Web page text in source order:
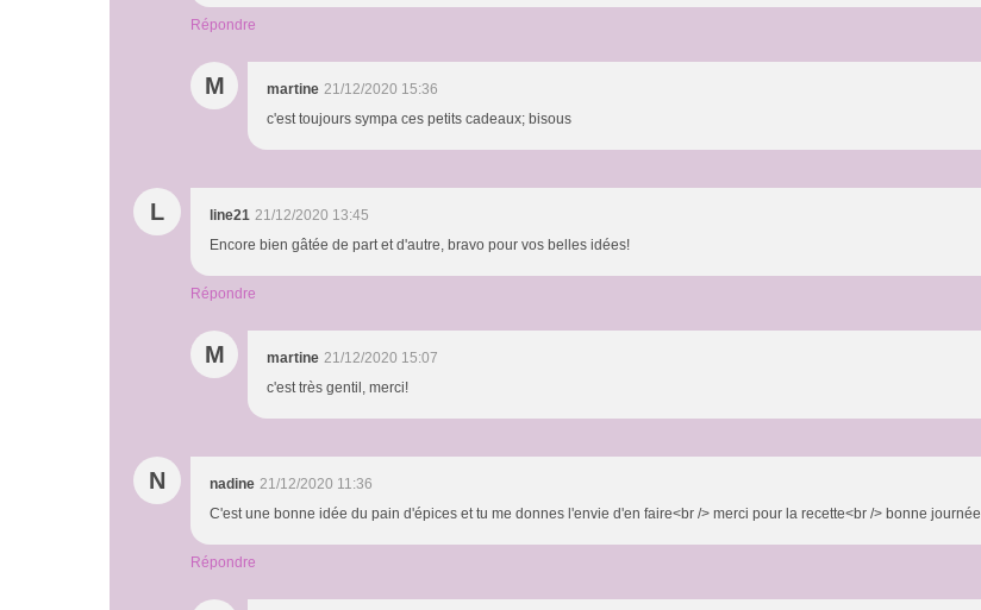
Répondre
M martine 21/12/2020 15:36
c'est toujours sympa ces petits cadeaux; bisous
L line21 21/12/2020 13:45
Encore bien gâtée de part et d'autre, bravo pour vos belles idées!
Répondre
M martine 21/12/2020 15:07
c'est très gentil, merci!
N nadine 21/12/2020 11:36
C'est une bonne idée du pain d'épices et tu me donnes l'envie d'en faire<br /> merci pour la recette<br /> bonne journée
Répondre